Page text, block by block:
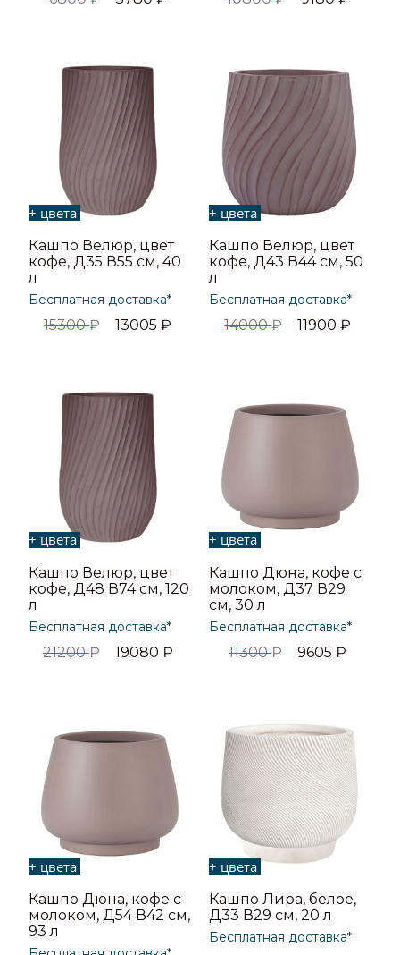
+ цвета
Кашпо Велюр, цвет
кофе, Д35 В55 см, 40
л
Бесплатная доставка*
15300₽ 13005₽
+ цвета
Кашпо Велюр, цвет
кофе, Д43 В44 см, 50
л
Бесплатная доставка*
14000₽ 11900₽
+ цвета
Кашпо Велюр, цвет
кофе, Д48 В74 см, 120
л
Бесплатная доставка*
21200₽ 19080 ₽
+ цвета
Кашпо Дюна, кофе с
молоком, Д37 В29
см, 30 л
Бесплатная доставка*
11300₽ 9605₽
+ цвета
Кашпо Дюна, кофе с
молоком, Д54 В42 см,
93 л
+ цвета
Кашпо Лира, белое,
Д33 В29 см, 20 л
Бесплатная доставка*